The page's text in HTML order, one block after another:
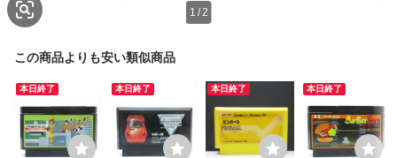
1 /2
この商品よりも安い類似商品
本日終了 本日終了 本日終了 本日終了